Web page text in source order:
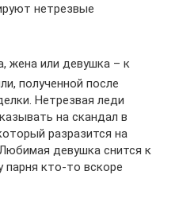
нетрезвые
жена или девушка – к
полученной после
Нетрезвая леди
на скандал в
разразится на
девушка снится к
парня кто-то вскоре